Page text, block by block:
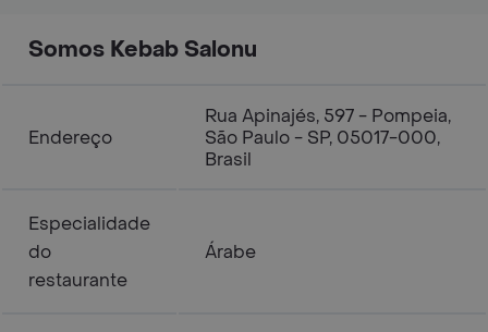
Somos Kebab Salonu
Endereço
Rua Apinajés, 597 - Pompeia,
São Paulo - SP, 05017-000,
Brasil
Especialidade
do
restaurante
Árabe